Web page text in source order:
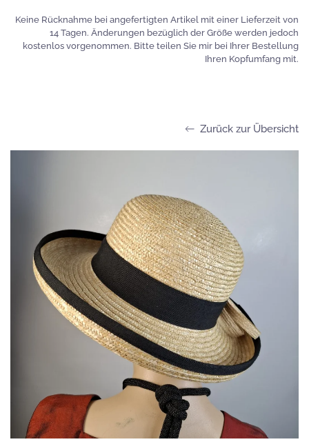
Keine Rücknahme bei angefertigten Artikel mit einer Lieferzeit von
14 Tagen. Änderungen bezüglich der Größe werden jedoch
kostenlos vorgenommen. Bitte teilen Sie mir bei Ihrer Bestellung
Ihren Kopfumfang mit.
Zurück zur Übersicht